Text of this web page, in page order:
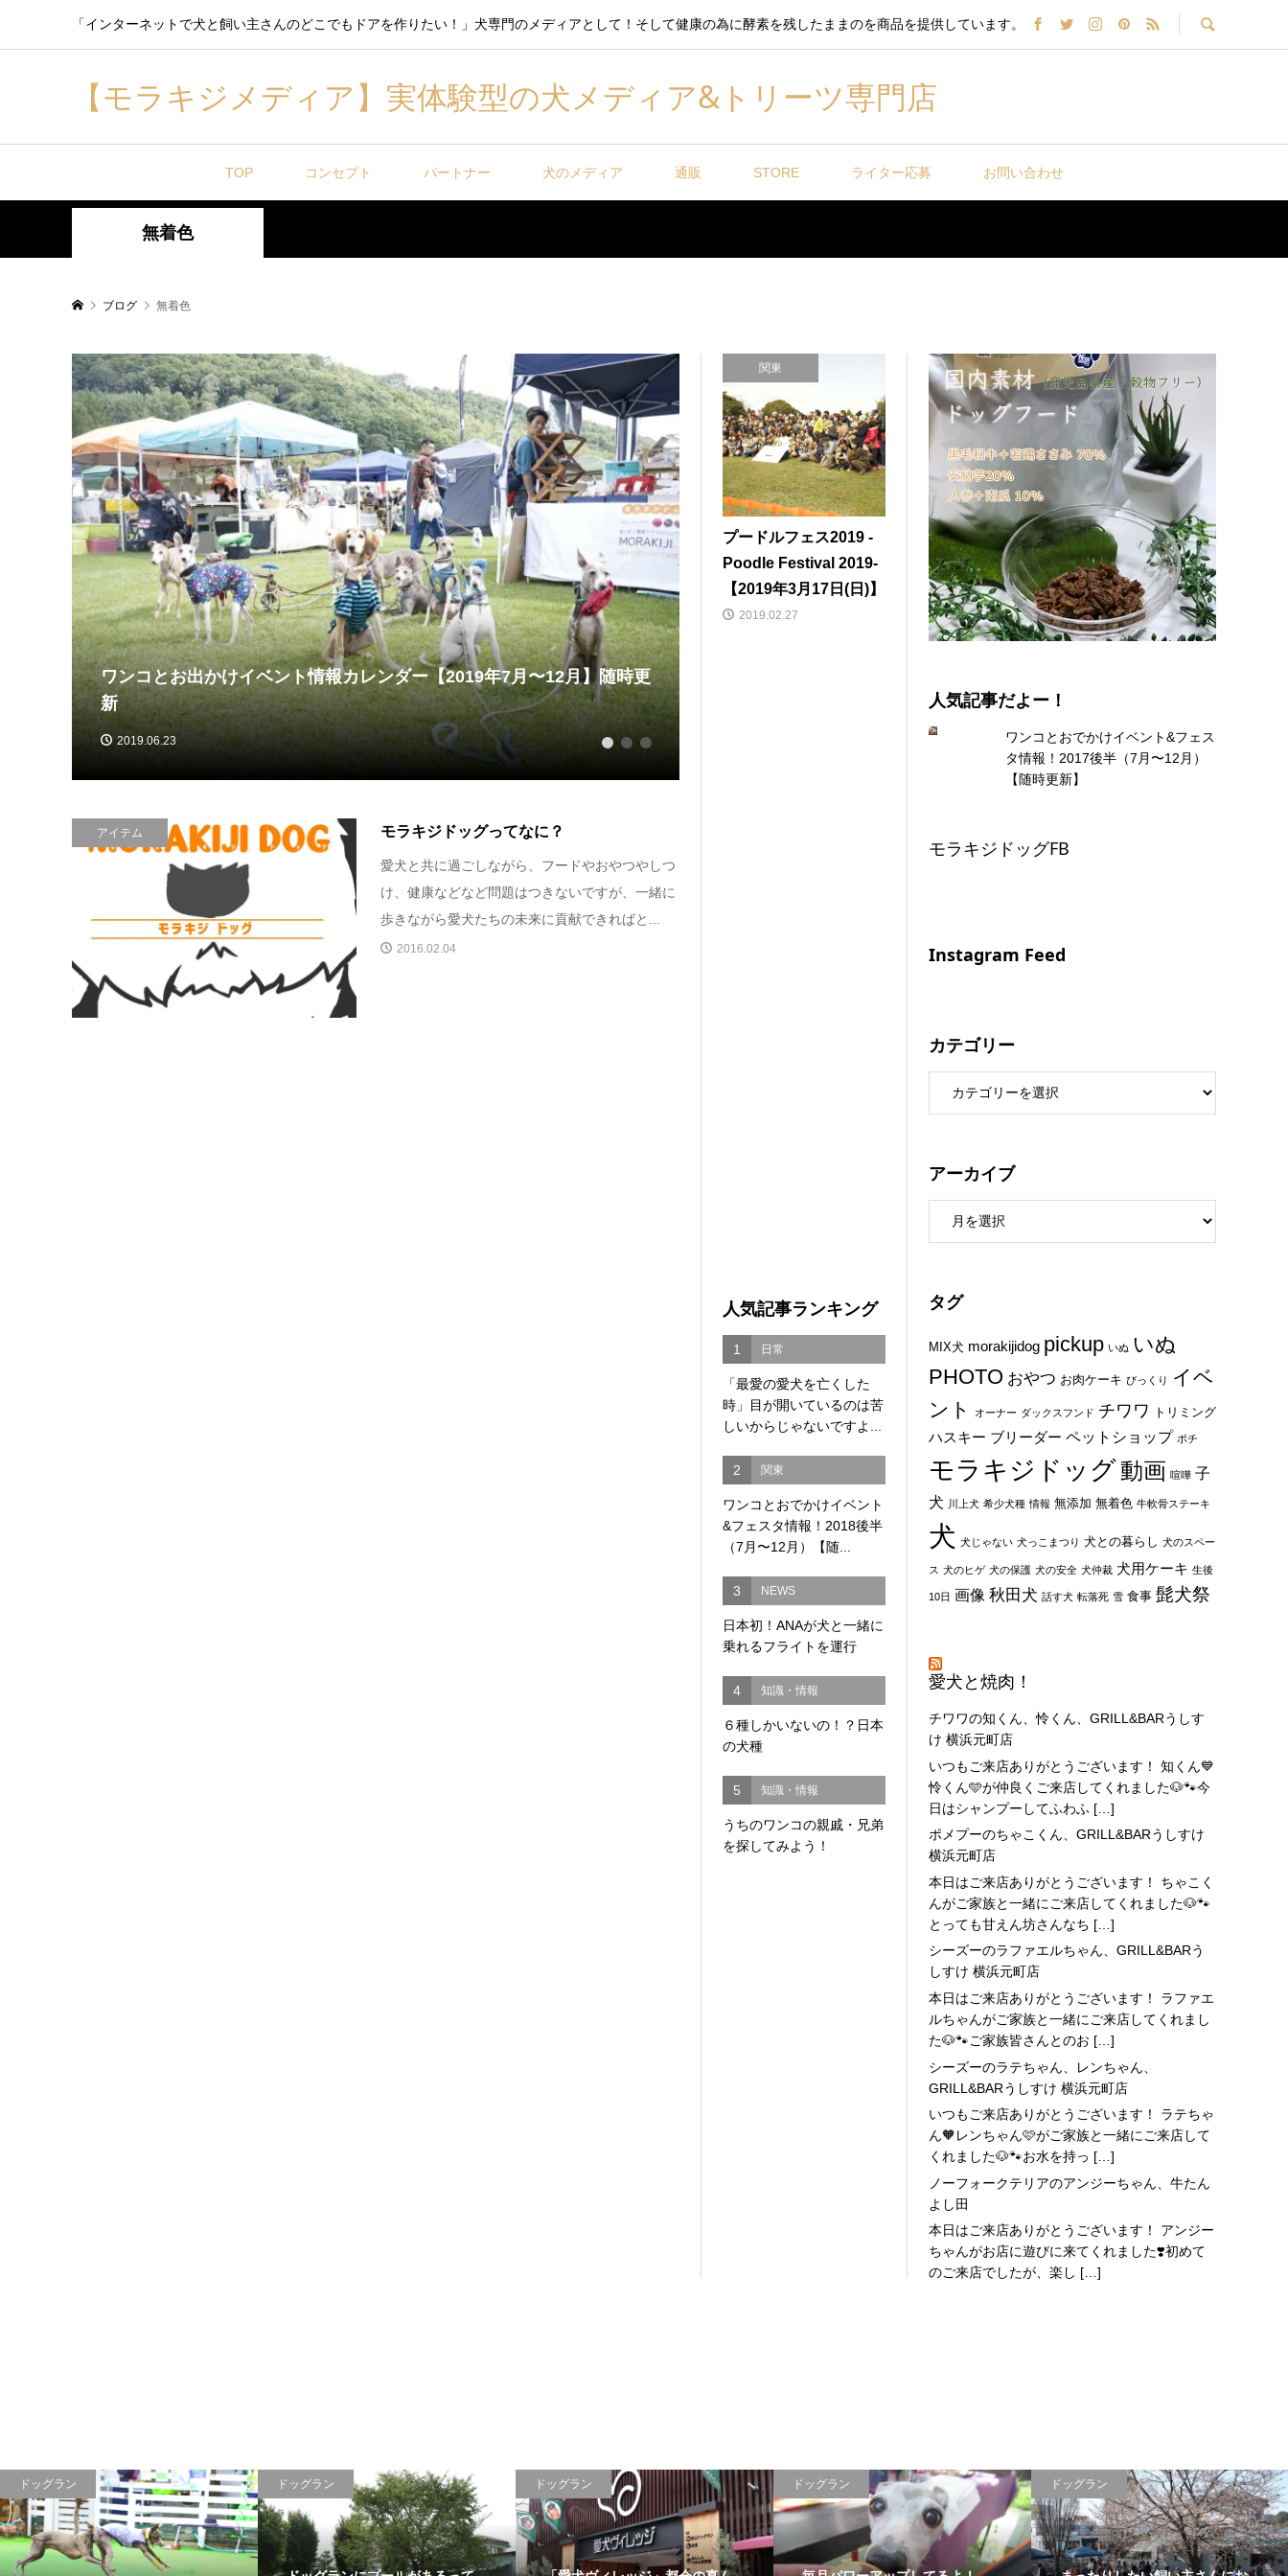
「インターネットで犬と飼い主さんのどこでもドアを作りたい！」犬専門のメディアとして！そして健康の為に酵素を残したままのを商品を提供しています。
【モラキジメディア】実体験型の犬メディア&トリーツ専門店
TOP コンセプト パートナー 犬のメディア 通販 STORE ライター応募 お問い合わせ
無着色
ブログ 無着色
ワンコとお出かけイベント情報カレンダー【2019年7月〜12月】随時更
新
2019.06.23 1 2 3
アイテム モラキジドッグってなに？
愛犬と共に過ごしながら、フードやおやつやしつ
け、健康などなど問題はつきないですが、一緒に
歩きながら愛犬たちの未来に貢献できればと...
2016.02.04
関東
プードルフェス2019 -
Poodle Festival 2019-
【2019年3月17日(日)】
2019.02.27
人気記事ランキング
1 日常
「最愛の愛犬を亡くした
時」目が開いているのは苦
しいからじゃないですよ...
2 関東
ワンコとおでかけイベント
&フェスタ情報！2018後半
（7月〜12月）【随...
3 NEWS
日本初！ANAが犬と一緒に
乗れるフライトを運行
4 知識・情報
６種しかいないの！？日本
の犬種
5 知識・情報
うちのワンコの親戚・兄弟
を探してみよう！
人気記事だよー！
ワンコとおでかけイベント&フェス
タ情報！2017後半（7月〜12月）
【随時更新】
モラキジドッグFB
Instagram Feed
カテゴリー
アーカイブ
タグ
MIX犬 morakijidog pickup いぬ いぬ
PHOTO おやつ お肉ケーキ びっくり
イベ
ント
オーナー ダックスフンド チワワ トリミング
ハスキー ブリーダー ペットショップ ポチ
モラキジドッグ動画 喧嘩 子
犬 川上犬 希少犬種 情報 無添加 無着色 牛軟骨ステーキ
犬 犬じゃない 犬っこまつり 犬との暮らし 犬のスペー
ス 犬のヒゲ 犬の保護 犬の安全 犬仲裁 犬用ケーキ 生後
10日 画像 秋田犬 話す犬 転落死 雪 食事 髭犬祭
愛犬と焼肉！
チワワの知くん、怜くん、GRILL&BARうしす
け 横浜元町店
いつもご来店ありがとうございます！ 知くん💙
怜くん🩵が仲良くご来店してくれました🐶🐾今
日はシャンプーしてふわふ […]
ポメプーのちゃこくん、GRILL&BARうしすけ
横浜元町店
本日はご来店ありがとうございます！ ちゃこく
んがご家族と一緒にご来店してくれました🐶🐾
とっても甘えん坊さんなち […]
シーズーのラファエルちゃん、GRILL&BARう
しすけ 横浜元町店
本日はご来店ありがとうございます！ ラファエ
ルちゃんがご家族と一緒にご来店してくれまし
た🐶🐾ご家族皆さんとのお […]
シーズーのラテちゃん、レンちゃん、
GRILL&BARうしすけ 横浜元町店
いつもご来店ありがとうございます！ ラテちゃ
ん🧡レンちゃん🩷がご家族と一緒にご来店して
くれました🐶🐾お水を持っ […]
ノーフォークテリアのアンジーちゃん、牛たん
よし田
本日はご来店ありがとうございます！ アンジー
ちゃんがお店に遊びに来てくれました❣️初めて
のご来店でしたが、楽し […]
ドッグラン ドッグラン ドッグラン ドッグラン ドッグラン